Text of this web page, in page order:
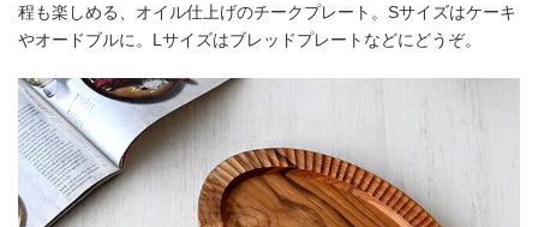
程も楽しめる、オイル仕上げのチークプレート。Sサイズはケーキ
やオードブルに。Lサイズはブレッドプレートなどにどうぞ。